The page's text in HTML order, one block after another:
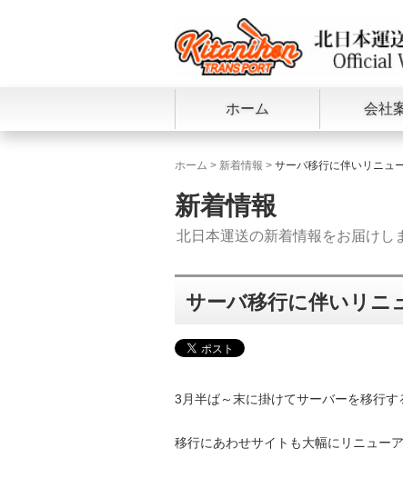
ホーム 会社
ホーム > 新着情報 > サーバ移行に伴いリニュ
新着情報
北日本運送の新着情報をお届けし
サーバ移行に伴いリニ
3月半ば～末に掛けてサーバーを移行す
移行にあわせサイトも大幅にリニュー